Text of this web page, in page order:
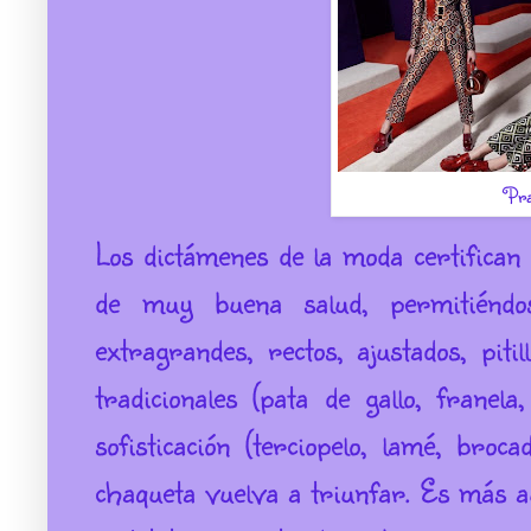
Los dictámenes de la moda
de muy buena salud,
extragrandes, rectos, ajustados,
tradicionales (pata de gallo,
sofisticación (terciopelo, lamé,
chaqueta vuelva a triunfar. Es más